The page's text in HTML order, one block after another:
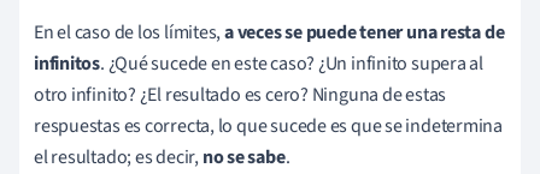
En el caso de los límites,a veces se puede tener una resta de
infinitos. ¿Qué sucede en este caso? ¿Un infinito supera al
otro infinito? ¿El resultado es cero? Ninguna de estas
respuestas es correcta, lo que sucede es que se indetermina
el resultado; es decir,no se sabe.